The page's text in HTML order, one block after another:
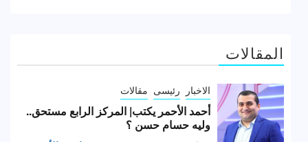
المقالات
الاخبار رئيسى مقالات
أحمد الأحمر يكتب| المركز الرابع مستحق..
وليه حسام حسن ؟